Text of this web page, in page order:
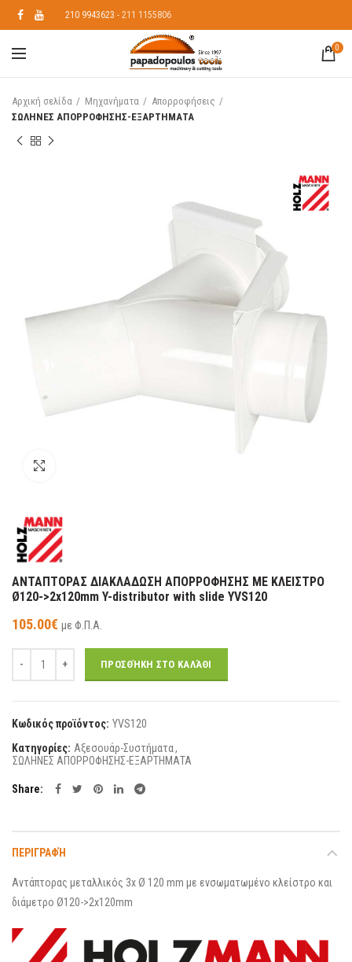
210 9943623 - 211 1155806
0
Αρχική σελίδα Μηχανήματα
Απορροφήσεις
ΣΩΛΗΝΕΣ ΑΠΟΡΡΟΦΗΣΗΣ-ΕΞΑΡΤΗΜΑΤΑ
ΑΝΤΑΠΤΟΡΑΣ ΔΙΑΚΛΑΔΩΣΗ ΑΠΟΡΡΟΦΗΣΗΣ ΜΕ ΚΛΕΙΣΤΡΟ
Ø120->2x120mm Y-distributor with slide YVS120
105.00€ με Φ.Π.Α.
ΠΡΟΣΘΉΚΗ ΣΤΟ ΚΑΛΆΘΙ
Κωδικός προϊόντος: YVS120
Κατηγορίες: Αξεσουάρ-Συστήματα,
ΣΩΛΗΝΕΣ ΑΠΟΡΡΟΦΗΣΗΣ-ΕΞΑΡΤΗΜΑΤΑ
Share
ΠΕΡΙΓΡΑΦΉ
Αντάπτορας μεταλλικός 3x Ø 120 mm με ενσωματωμένο κλείστρο και
διάμετρο Ø120->2x120mm